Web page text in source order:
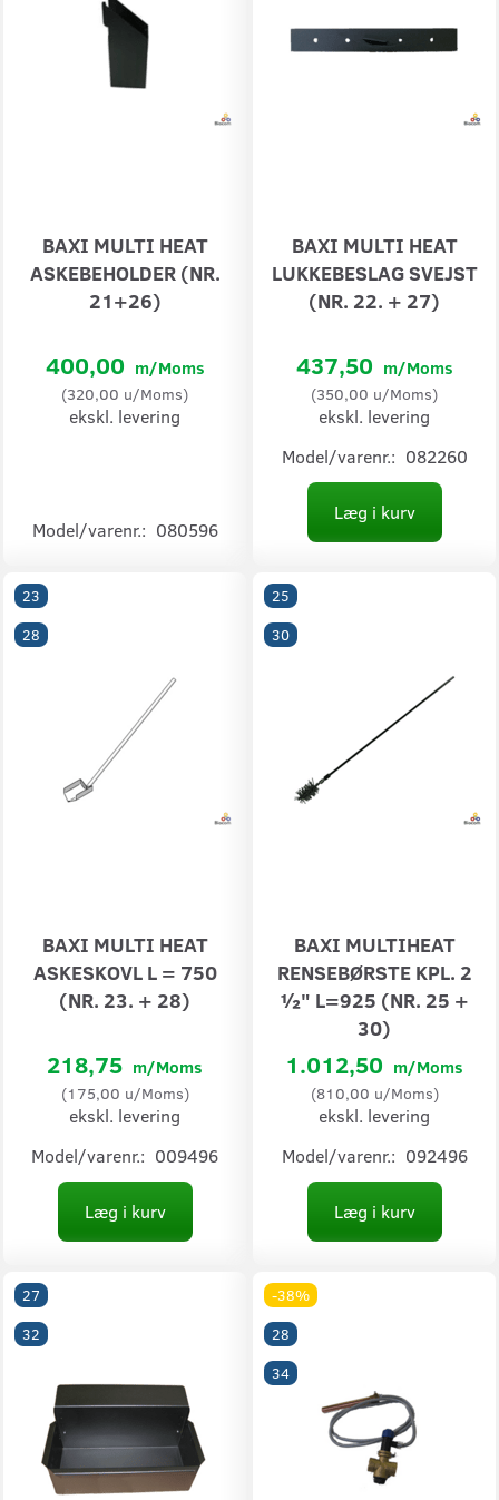
BAXI MULTI HEAT
ASKEBEHOLDER (NR.
21+26)
400,00 m/Moms
(320,00 u/Moms)
ekskl. levering
Model/varenr.: 080596
BAXI MULTI HEAT
LUKKEBESLAG SVEJST
(NR. 22. + 27)
437,50 m/Moms
(350,00 u/Moms)
ekskl. levering
Model/varenr.: 082260
Læg i kurv
23
28
BAXI MULTI HEAT
ASKESKOVL L = 750
(NR. 23. + 28)
218,75 m/Moms
(175,00 u/Moms)
ekskl. levering
Model/varenr.: 009496
Læg i kurv
25
30
BAXI MULTIHEAT
RENSEBØRSTE KPL. 2
½" L=925 (NR. 25 +
30)
1.012,50 m/Moms
(810,00 u/Moms)
ekskl. levering
Model/varenr.: 092496
Læg i kurv
27
32
-38%
28
34